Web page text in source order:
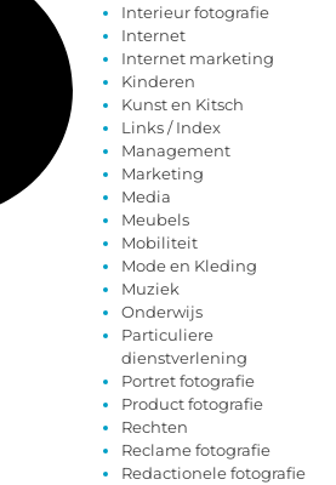
Interieur fotografie
Internet
Internet marketing
Kinderen
Kunst en Kitsch
Links / Index
Management
Marketing
Media
Meubels
Mobiliteit
Mode en Kleding
Muziek
Onderwijs
Particuliere
dienstverlening
Portret fotografie
Product fotografie
Rechten
Reclame fotografie
Redactionele fotografie